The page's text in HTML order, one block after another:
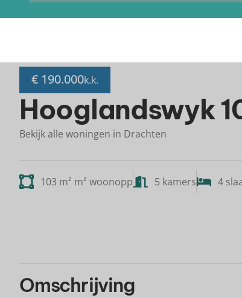
€ 190.000k.k.
Hooglandswyk
Bekijk alle woningen in Drachten
103 m² m² woonopp 5 kamers 4
Omschrijving